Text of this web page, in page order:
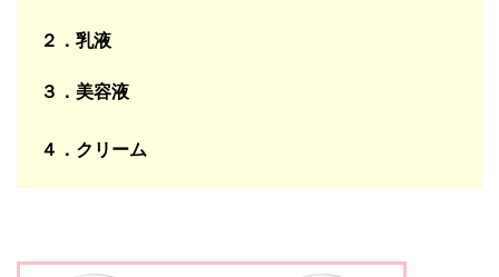
２．乳液
３．美容液
４．クリーム